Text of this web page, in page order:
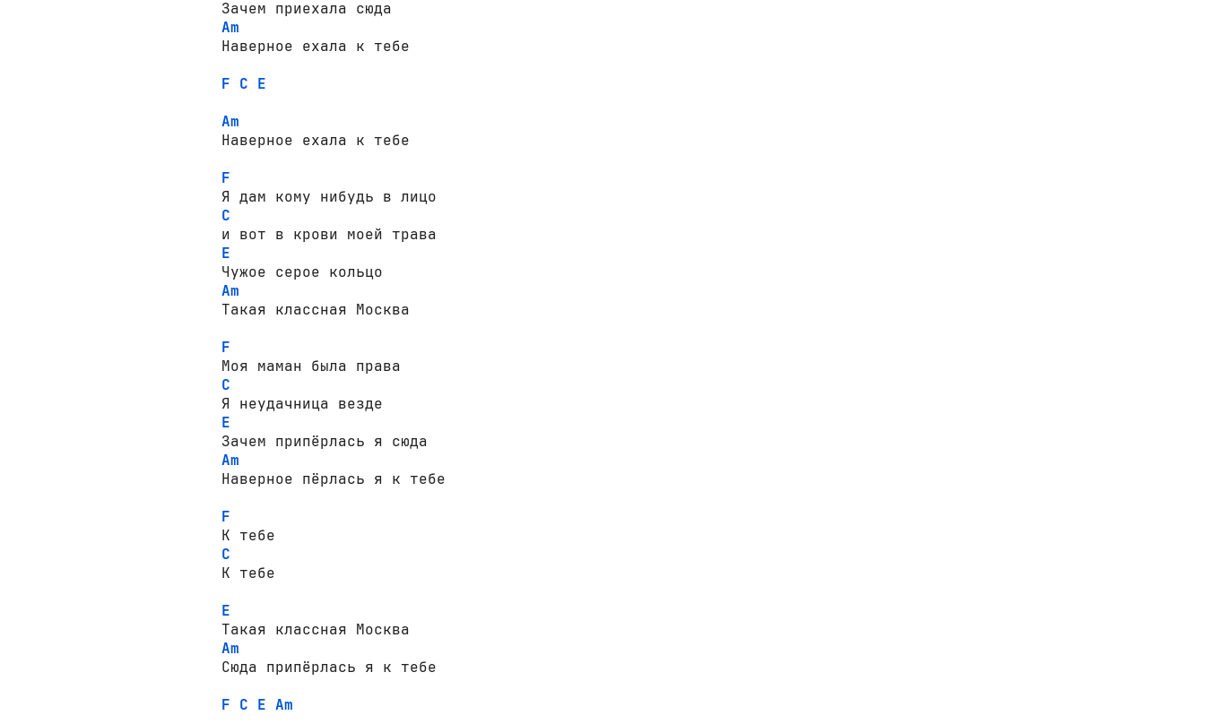
Am
Наверное ехала к тебе
F C E
Am
Наверное ехала к тебе
F
C
E
Am
Такая классная Москва
F
C
E
Am
Наверное пёрлась я к тебе
F
C
К тебе
E
Am
Сюда припёрлась я к тебе
F C E Am